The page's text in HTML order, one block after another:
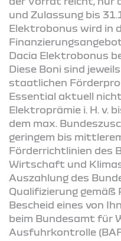
und Zulassung bis
Elektrobonus wird in
Dacia Elektrobonus
Diese Boni sind
staatlichen
Essential aktuell
Elektroprämie i. H. v.
dem max.
geringem bis
Förderrichtlinien des
Wirtschaft und
Auszahlung des
Qualifizierung gemäß
Bescheid eines von
beim Bundesamt für
Ausfuhrkontrolle